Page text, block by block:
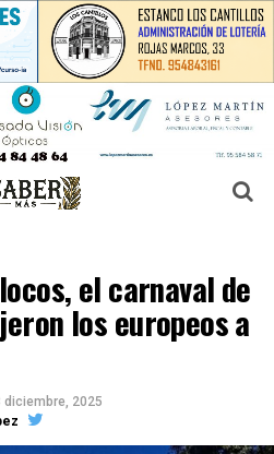
el carnaval de
los europeos a
diciembre, 2025